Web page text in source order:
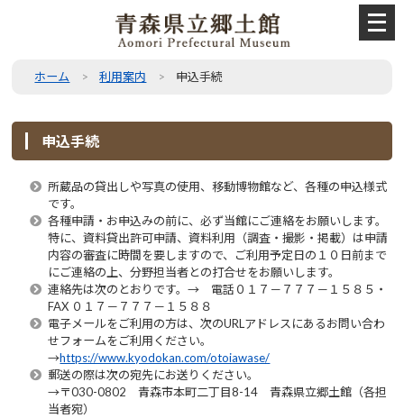
メ
ニ
ホーム 利用案内 申込手続
申込手続
所蔵品の貸出しや写真の使用、移動博物館など、各種の申込様式
です。
各種申請・お申込みの前に、必ず当館にご連絡をお願いします。
特に、資料貸出許可申請、資料利用（調査・撮影・掲載）は申請
内容の審査に時間を要しますので、ご利用予定日の１０日前まで
にご連絡の上、分野担当者との打合せをお願いします。
連絡先は次のとおりです。→ 電話０１７－７７７－１５８５・
FAX ０１７－７７７－１５８８
電子メールをご利用の方は、次のURLアドレスにあるお問い合わ
せフォームをご利用ください。
→https://www.kyodokan.com/otoiawase/
郵送の際は次の宛先にお送りください。
→〒030-0802 青森市本町二丁目8-14 青森県立郷土館（各担
当者宛）